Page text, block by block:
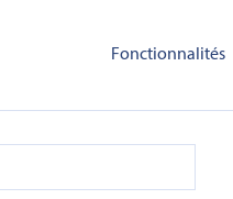
Fonctionnalités